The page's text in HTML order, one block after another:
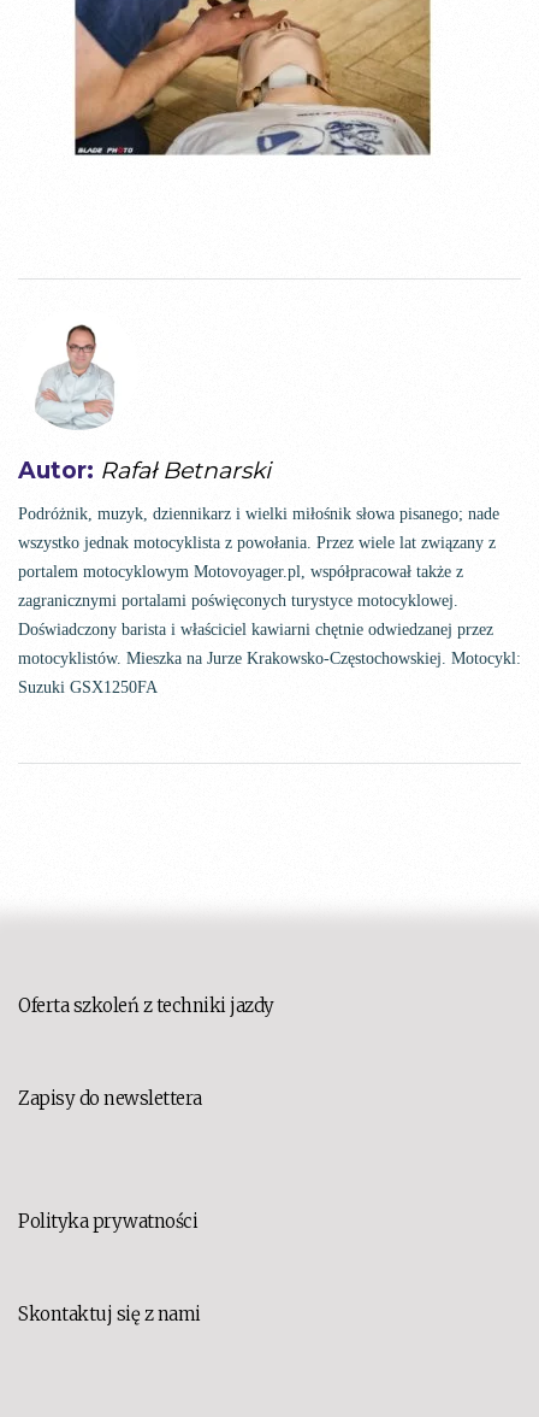
Autor: Rafał Betnarski
Podróżnik, muzyk, dziennikarz i wielki miłośnik słowa pisanego; nade
wszystko jednak motocyklista z powołania. Przez wiele lat związany z
portalem motocyklowym Motovoyager.pl, współpracował także z
zagranicznymi portalami poświęconych turystyce motocyklowej.
Doświadczony barista i właściciel kawiarni chętnie odwiedzanej przez
motocyklistów. Mieszka na Jurze Krakowsko-Częstochowskiej. Motocykl:
Suzuki GSX1250FA
Oferta szkoleń z techniki jazdy
Zapisy do newslettera
Polityka prywatności
Skontaktuj się z nami